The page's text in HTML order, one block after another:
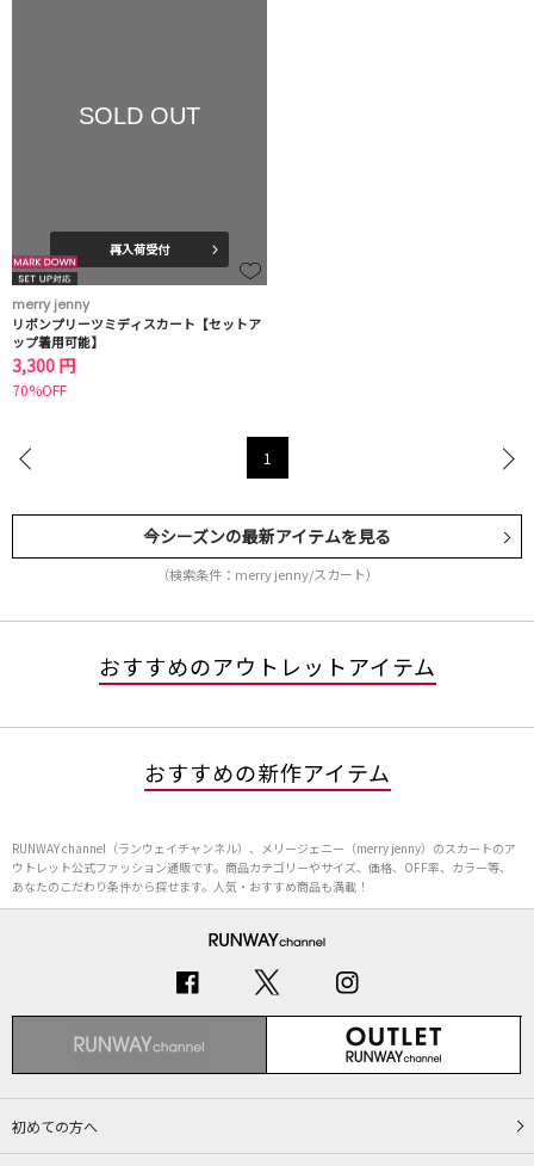
SOLD OUT
再入荷受付
merry jenny
リボンプリーツミディスカート【セットア
ップ着用可能】
3,300 円
70%OFF
1
今シーズンの最新アイテムを見る
（検索条件：merry jenny/スカート）
おすすめのアウトレットアイテム
おすすめの新作アイテム
RUNWAY channel（ランウェイチャンネル）、メリージェニー（merry jenny）のスカートのア
ウトレット公式ファッション通販です。商品カテゴリーやサイズ、価格、OFF率、カラー等、
あなたのこだわり条件から探せます。人気・おすすめ商品も満載！
初めての方へ